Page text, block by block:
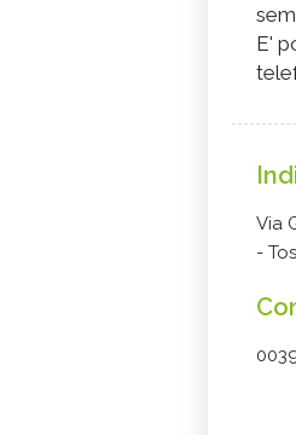
E'
Via
-